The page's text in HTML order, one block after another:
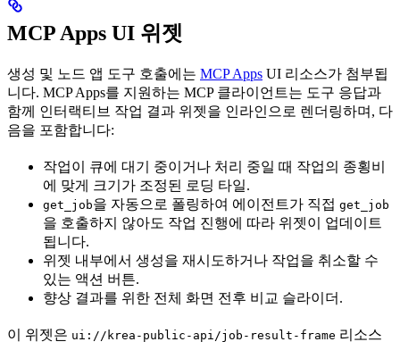
MCP Apps UI 위젯
생성 및 노드 앱 도구 호출에는 MCP Apps UI 리소스가 첨부됩
니다. MCP Apps를 지원하는 MCP 클라이언트는 도구 응답과
함께 인터랙티브 작업 결과 위젯을 인라인으로 렌더링하며, 다
음을 포함합니다:
작업이 큐에 대기 중이거나 처리 중일 때 작업의 종횡비
에 맞게 크기가 조정된 로딩 타일.
get_job을 자동으로 폴링하여 에이전트가 직접 get_job
을 호출하지 않아도 작업 진행에 따라 위젯이 업데이트
됩니다.
위젯 내부에서 생성을 재시도하거나 작업을 취소할 수
있는 액션 버튼.
향상 결과를 위한 전체 화면 전후 비교 슬라이더.
이 위젯은 ui://krea-public-api/job-result-frame 리소스